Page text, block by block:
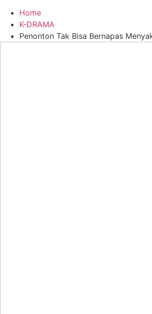
Home
K-DRAMA
Penonton Tak Bisa Bernapas